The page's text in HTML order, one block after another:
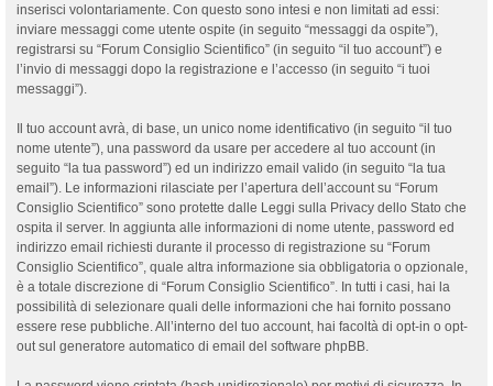
inserisci volontariamente. Con questo sono intesi e non limitati ad essi:
inviare messaggi come utente ospite (in seguito “messaggi da ospite”),
registrarsi su “Forum Consiglio Scientifico” (in seguito “il tuo account”) e
l’invio di messaggi dopo la registrazione e l’accesso (in seguito “i tuoi
messaggi”).
Il tuo account avrà, di base, un unico nome identificativo (in seguito “il tuo
nome utente”), una password da usare per accedere al tuo account (in
seguito “la tua password”) ed un indirizzo email valido (in seguito “la tua
email”). Le informazioni rilasciate per l’apertura dell’account su “Forum
Consiglio Scientifico” sono protette dalle Leggi sulla Privacy dello Stato che
ospita il server. In aggiunta alle informazioni di nome utente, password ed
indirizzo email richiesti durante il processo di registrazione su “Forum
Consiglio Scientifico”, quale altra informazione sia obbligatoria o opzionale,
è a totale discrezione di “Forum Consiglio Scientifico”. In tutti i casi, hai la
possibilità di selezionare quali delle informazioni che hai fornito possano
essere rese pubbliche. All’interno del tuo account, hai facoltà di opt-in o opt-
out sul generatore automatico di email del software phpBB.